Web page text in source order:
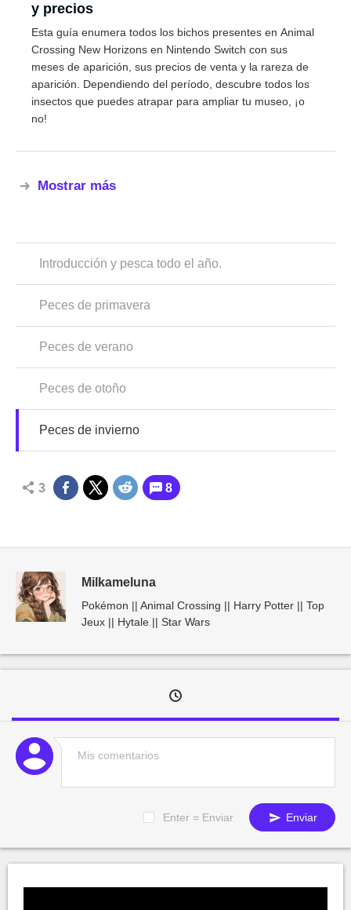
y precios
Esta guía enumera todos los bichos presentes en Animal
Crossing New Horizons en Nintendo Switch con sus
meses de aparición, sus precios de venta y la rareza de
aparición. Dependiendo del período, descubre todos los
insectos que puedes atrapar para ampliar tu museo, ¡o
no!
Mostrar más
Introducción y pesca todo el año.
Peces de primavera
Peces de verano
Peces de otoño
Peces de invierno
3 8
Milkameluna
Pokémon || Animal Crossing || Harry Potter || Top
Jeux || Hytale || Star Wars
Enter = Enviar Enviar